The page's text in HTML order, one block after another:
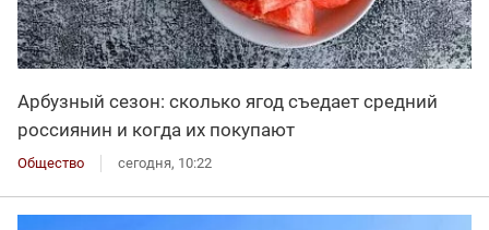
Арбузный сезон: сколько ягод съедает средний
россиянин и когда их покупают
Общество сегодня, 10:22